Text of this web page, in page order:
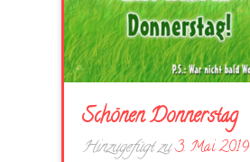
Schönen Donnerstag
Hinzugefügt zu3. Mai 2019